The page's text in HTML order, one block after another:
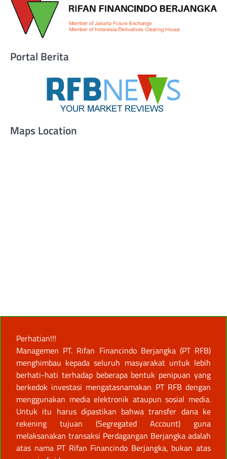
Portal Berita
Maps Location
Perhatian!!!
Managemen PT. Rifan Financindo Berjangka (PT RFB)
menghimbau kepada seluruh masyarakat untuk lebih
berhati-hati terhadap beberapa bentuk penipuan yang
berkedok investasi mengatasnamakan PT RFB dengan
menggunakan media elektronik ataupun sosial media.
Untuk itu harus dipastikan bahwa transfer dana ke
rekening tujuan (Segregated Account) guna
melaksanakan transaksi Perdagangan Berjangka adalah
atas nama PT Rifan Financindo Berjangka, bukan atas